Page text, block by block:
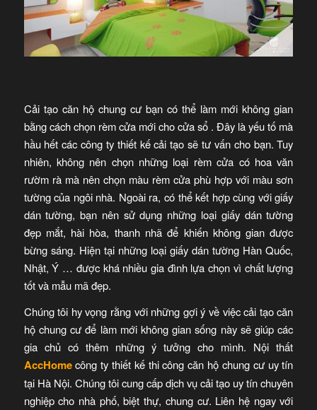
Cải tạo căn hộ chung cư bạn có thể làm mới không gian
bằng cách chọn rèm cửa mới cho cửa sổ . Đây là yếu tố mà
hầu hết các công ty thiết kế cải tạo sẽ tư vấn cho bạn. Tuy
nhiên, không nên chọn những loại rèm cửa có hoa văn
rườm rà mà nên chọn màu rèm cửa phù hợp với màu sơn
tường của ngôi nhà. Ngoài ra, có thể kết hợp cùng với giấy
dán tường, bạn nên sử dụng những loại giấy dán tường
đẹp mắt, hài hòa, thanh nhã để khiến không gian được
bừng sáng. Hiện tại những loại giấy dán tường Hàn Quốc,
Nhật, Ý … được khá nhiều gia đình lựa chọn vì chất lượng
tốt và mẫu mã đẹp.
Chúng tôi hy vọng rằng với những gợi ý về việc cải tạo căn
hộ chung cư để làm mới không gian sống này sẽ giúp các
gia chủ có thêm những ý tưởng cho mình. Nội thất
AccHomecông ty thiết kế thi công căn hộ chung cư uy tín
tại Hà Nội. Chúng tôi cung cấp dịch vụ cải tạo uy tín chuyên
nghiệp cho nhà phố, biệt thự, chung cư. Liên hệ ngay với